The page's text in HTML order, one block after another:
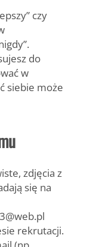
czy
do
w
siebie może
zdjęcia z
się na
rekrutacji.